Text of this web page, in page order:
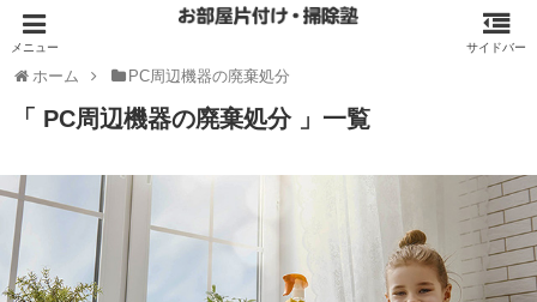
ホーム PC周辺機器の廃棄処分
「 PC周辺機器の廃棄処分 」一覧